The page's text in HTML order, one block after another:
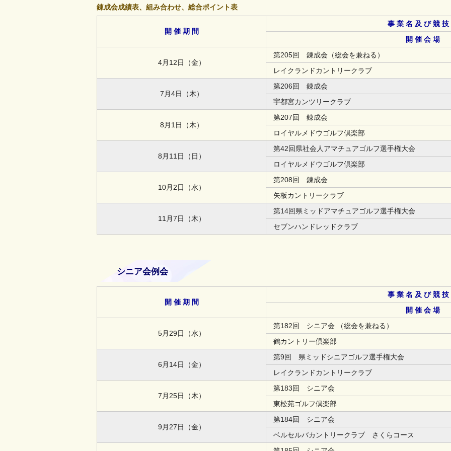
錬成会成績表、組み合わせ、総合ポイント表
開 催 期 間
事 業 名 及 び 競 技
開 催 会 場
4月12日（金）
第205回 錬成会（総会を兼ねる）
レイクランドカントリークラブ
7月4日（木）
第206回 錬成会
宇都宮カンツリークラブ
8月1日（木）
第207回 錬成会
ロイヤルメドウゴルフ倶楽部
8月11日（日）
第42回県社会人アマチュアゴルフ選手権大会
ロイヤルメドウゴルフ倶楽部
10月2日（水）
第208回 錬成会
矢板カントリークラブ
11月7日（木）
第14回県ミッドアマチュアゴルフ選手権大会
セブンハンドレッドクラブ
シニア会例会
開 催 期 間
事 業 名 及 び 競 技
開 催 会 場
5月29日（水）
第182回 シニア会 （総会を兼ねる）
鶴カントリー倶楽部
6月14日（金）
第9回 県ミッドシニアゴルフ選手権大会
レイクランドカントリークラブ
7月25日（木）
第183回 シニア会
東松苑ゴルフ倶楽部
9月27日（金）
第184回 シニア会
ベルセルバカントリークラブ さくらコース